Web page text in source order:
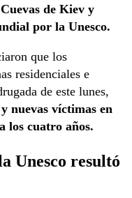
de Kiev y
por la Unesco.
que los
residenciales e
de este lunes,
nuevas víctimas en
los cuatro años.
Unesco resultó